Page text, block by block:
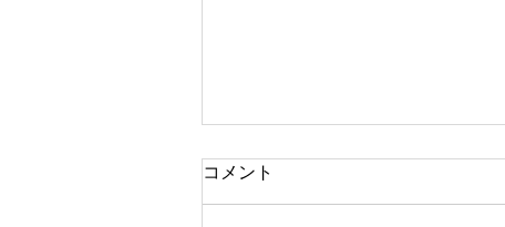
コメント